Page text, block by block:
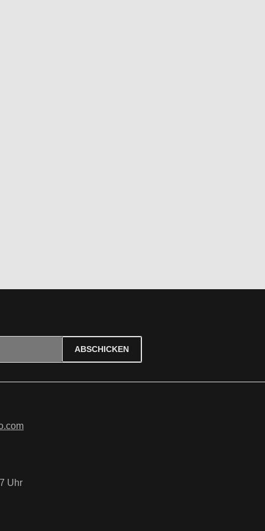
ABSCHICKEN
Felder sind Pflichtfelder.
Uhr